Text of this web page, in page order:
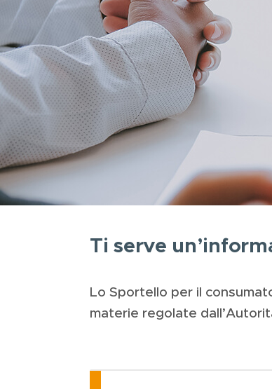
Ti serve
Lo Sportello per il
materie regolate